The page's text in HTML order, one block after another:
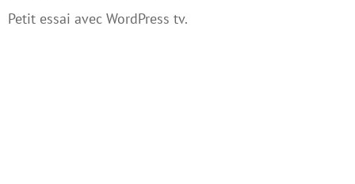
Petit essai avec WordPress tv.